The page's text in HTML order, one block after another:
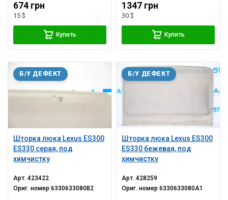
674 грн
15 $
Купить
1347 грн
30 $
Купить
Шторка люка Lexus ES300
ES330 серая, под
химчистку
Б/У ДЕФЕКТ
Арт.423422
Ориг. номер6330633080B2
Шторка люка Lexus ES300
ES330 бежевая, под
химчистку
Б/У ДЕФЕКТ
Арт.428259
Ориг. номер6330633080A1